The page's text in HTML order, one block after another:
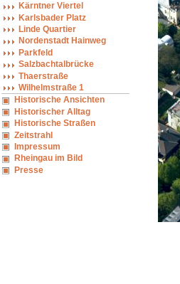
Kärntner Viertel
Karlsbader Platz
Linde Quartier
Nordenstadt Hainweg
Parkfeld
Salzbachtalbrücke
Thaerstraße
Wilhelmstraße 1
Historische Ansichten
Historischer Alltag
Historische Straßen
Zeitstrahl
Impressum
Rheingau im Bild
Presse